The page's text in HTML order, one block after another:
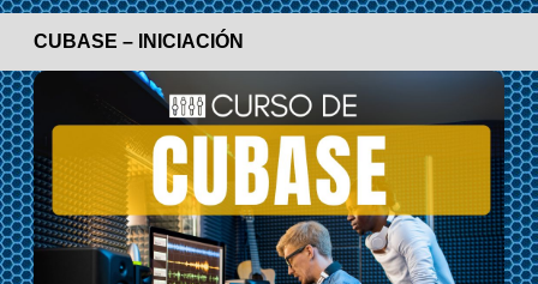
CUBASE – INICIACIÓN